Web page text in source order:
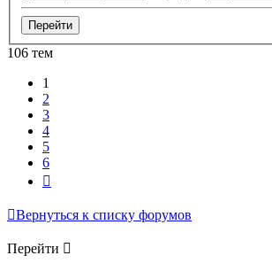
106 тем
1
2
3
4
5
6
Вернуться к списку форумов
Перейти